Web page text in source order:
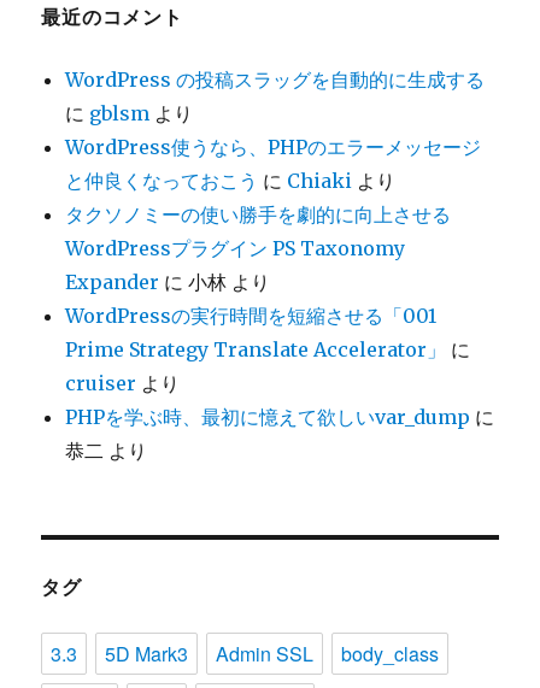
ブ
最近のコメント
WordPress の投稿スラッグを自動的に生成する
に gblsm より
WordPress使うなら、PHPのエラーメッセージ
と仲良くなっておこう に Chiaki より
タクソノミーの使い勝手を劇的に向上させる
WordPressプラグイン PS Taxonomy
Expander に小林 より
WordPressの実行時間を短縮させる「001
Prime Strategy Translate Accelerator」
に
cruiser より
PHPを学ぶ時、最初に憶えて欲しいvar_dump に
恭二 より
タグ
3.3 5D Mark3 Admin SSL
body_class